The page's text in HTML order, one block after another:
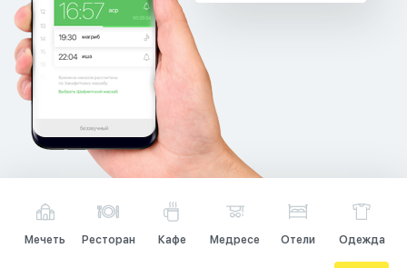
Мечеть Ресторан Кафе Медресе Отели Одежда